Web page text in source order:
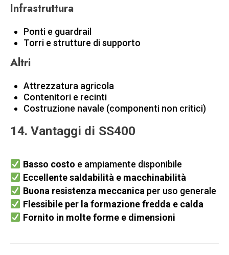
Infrastruttura
Ponti e guardrail
Torri e strutture di supporto
Altri
Attrezzatura agricola
Contenitori e recinti
Costruzione navale (componenti non critici)
14. Vantaggi di SS400
Basso costo e ampiamente disponibile
Eccellente saldabilità e macchinabilità
Buona resistenza meccanicaper uso generale
Flessibile per la formazione fredda e calda
Fornito in molte forme e dimensioni